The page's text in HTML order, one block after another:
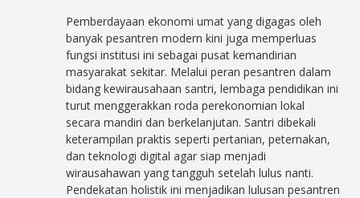
Pemberdayaan ekonomi umat yang digagas oleh
banyak pesantren modern kini juga memperluas
fungsi institusi ini sebagai pusat kemandirian
masyarakat sekitar. Melalui peran pesantren dalam
bidang kewirausahaan santri, lembaga pendidikan ini
turut menggerakkan roda perekonomian lokal
secara mandiri dan berkelanjutan. Santri dibekali
keterampilan praktis seperti pertanian, peternakan,
dan teknologi digital agar siap menjadi
wirausahawan yang tangguh setelah lulus nanti.
Pendekatan holistik ini menjadikan lulusan pesantren